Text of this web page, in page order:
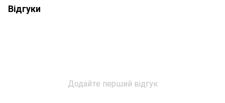
Відгуки
Додайте перший відгук